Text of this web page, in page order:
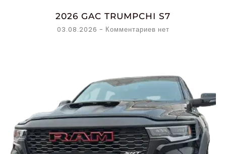
2026 GAC TRUMPCHI S7
03.08.2026 Комментариев нет